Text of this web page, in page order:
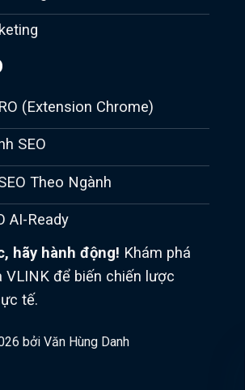
(Extension Chrome)
SEO
Theo Ngành
AI-Ready
hãy hành động! Khám phá
VLINK để biến chiến lược
tế.
bởi Văn Hùng Danh